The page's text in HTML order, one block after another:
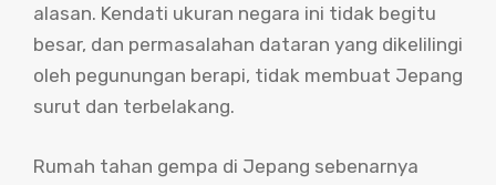
alasan. Kendati ukuran negara ini tidak begitu
besar, dan permasalahan dataran yang dikelilingi
oleh pegunungan berapi, tidak membuat Jepang
surut dan terbelakang.
Rumah tahan gempa di Jepang sebenarnya